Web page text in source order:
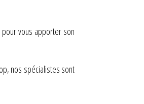
vous apporter son
nos spécialistes sont